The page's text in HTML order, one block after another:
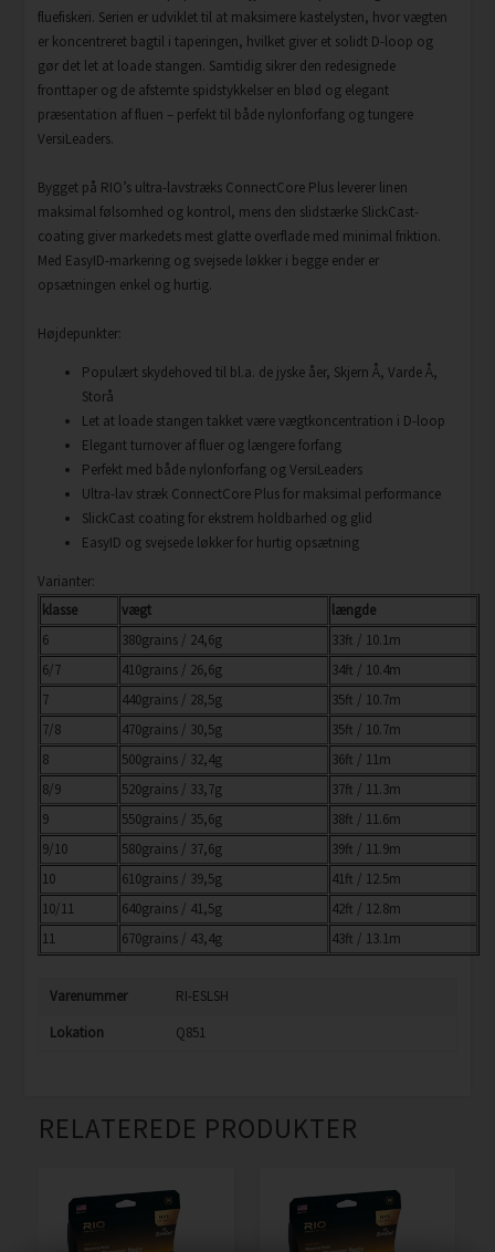
fluefiskeri. Serien er udviklet til at maksimere kastelysten, hvor vægten
er koncentreret bagtil i taperingen, hvilket giver et solidt D-loop og
gør det let at loade stangen. Samtidig sikrer den redesignede
fronttaper og de afstemte spidstykkelser en blød og elegant
præsentation af fluen – perfekt til både nylonforfang og tungere
VersiLeaders.
Bygget på RIO’s ultra-lavstræks ConnectCore Plus leverer linen
maksimal følsomhed og kontrol, mens den slidstærke SlickCast-
coating giver markedets mest glatte overflade med minimal friktion.
Med EasyID-markering og svejsede løkker i begge ender er
opsætningen enkel og hurtig.
Højdepunkter:
Populært skydehoved til bl.a. de jyske åer, Skjern Å, Varde Å,
Storå
Let at loade stangen takket være vægtkoncentration i D-loop
Elegant turnover af fluer og længere forfang
Perfekt med både nylonforfang og VersiLeaders
Ultra-lav stræk ConnectCore Plus for maksimal performance
SlickCast coating for ekstrem holdbarhed og glid
EasyID og svejsede løkker for hurtig opsætning
Varianter:
klasse
vægt
længde
6
380grains / 24,6g
33ft / 10.1m
6/7
410grains / 26,6g
34ft / 10.4m
7
440grains / 28,5g
35ft / 10.7m
7/8
470grains / 30,5g
35ft / 10.7m
8
500grains / 32,4g
36ft / 11m
8/9
520grains / 33,7g
37ft / 11.3m
9
550grains / 35,6g
38ft / 11.6m
9/10
580grains / 37,6g
39ft / 11.9m
10
610grains / 39,5g
41ft / 12.5m
10/11
640grains / 41,5g
42ft / 12.8m
11
670grains / 43,4g 43ft / 13.1m
Varenummer
RI-ESLSH
Lokation
Q851
RELATEREDE PRODUKTER